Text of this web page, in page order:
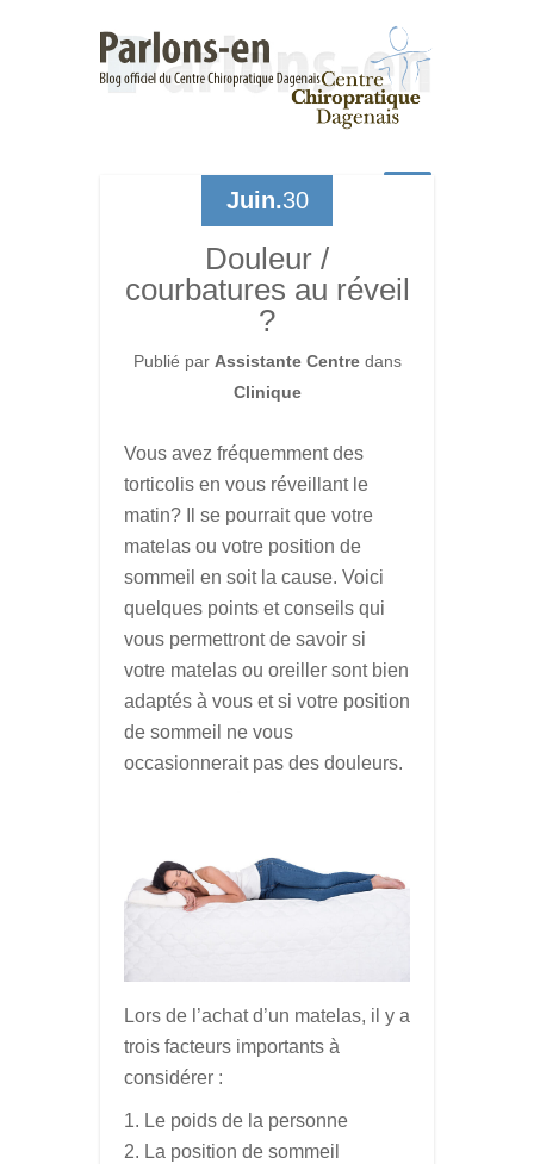
Douleur /
courbatures au réveil
?
Publié par Assistante Centredans
Clinique
Vous avez fréquemment des
torticolis en vous réveillant le
matin? Il se pourrait que votre
matelas ou votre position de
sommeil en soit la cause. Voici
quelques points et conseils qui
vous permettront de savoir si
votre matelas ou oreiller sont bien
adaptés à vous et si votre position
de sommeil ne vous
occasionnerait pas des douleurs.
Lors de l’achat d’un matelas, il y a
trois facteurs importants à
considérer :
Le poids de la personne
La position de sommeil
Juin.30